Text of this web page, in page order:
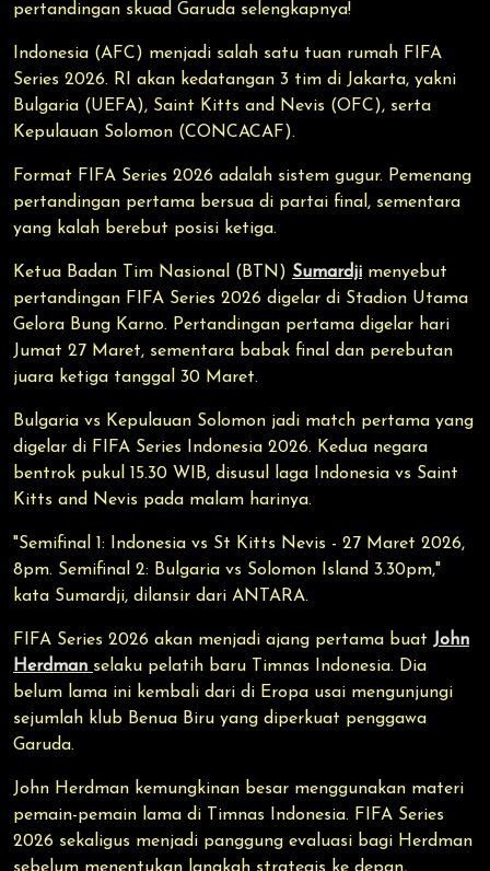
pertandingan skuad Garuda selengkapnya!
Indonesia (AFC) menjadi salah satu tuan rumah FIFA
Series 2026. RI akan kedatangan 3 tim di Jakarta, yakni
Bulgaria (UEFA), Saint Kitts and Nevis (OFC), serta
Kepulauan Solomon (CONCACAF).
Format FIFA Series 2026 adalah sistem gugur. Pemenang
pertandingan pertama bersua di partai final, sementara
yang kalah berebut posisi ketiga.
Ketua Badan Tim Nasional (BTN) Sumardji menyebut
pertandingan FIFA Series 2026 digelar di Stadion Utama
Gelora Bung Karno. Pertandingan pertama digelar hari
Jumat 27 Maret, sementara babak final dan perebutan
juara ketiga tanggal 30 Maret.
Bulgaria vs Kepulauan Solomon jadi match pertama yang
digelar di FIFA Series Indonesia 2026. Kedua negara
bentrok pukul 15.30 WIB, disusul laga Indonesia vs Saint
Kitts and Nevis pada malam harinya.
"Semifinal 1: Indonesia vs St Kitts Nevis - 27 Maret 2026,
8pm. Semifinal 2: Bulgaria vs Solomon Island 3.30pm,"
kata Sumardji, dilansir dari ANTARA.
FIFA Series 2026 akan menjadi ajang pertama buat John
Herdman selaku pelatih baru Timnas Indonesia. Dia
belum lama ini kembali dari di Eropa usai mengunjungi
sejumlah klub Benua Biru yang diperkuat penggawa
Garuda.
John Herdman kemungkinan besar menggunakan materi
pemain-pemain lama di Timnas Indonesia. FIFA Series
2026 sekaligus menjadi panggung evaluasi bagi Herdman